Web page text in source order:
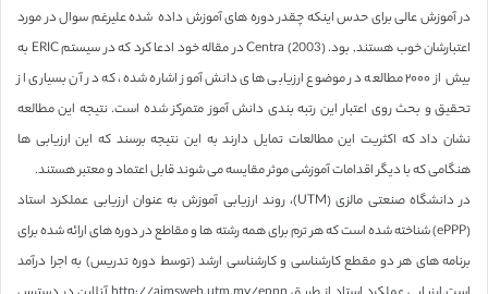
در آموزش عالی برای حدس اینکه چقدر دوره های آموزش داده شده علیرغم سوال در مورد
اعتبارشان خوب هستند, بود. Centra (2003) در مقاله خود ادعا کرد که در سیستم ERIC به
بیش از ۲۰۰۰ مطالعه در موضوع ارزیابی های دانش آموز اشاره شده، که در آن بسیاری از
تحقیق و بحث روی اعتبار این رتبه بندی دانش آموز متمرکز شده است. نتیجه این مطالعه
نشان داد که اکثریت این مطالعات تمایل دارند به این نتیجه برسند که این ارزیابی ها
هنگامی که با دیگر اقدامات آموزشی موثر مقایسه می شوند قابل اعتماد و معتبر هستند.
در دانشگاه صنعتی مالزی (UTM)، روند ارزیابی آموزش به عنوان ارزیابی عملکرد استاد
(ePPP) شناخته شده است که هر ترم برای همه رشته ها و مقاطع در دوره های ارائه شده برای
برنامه های هر دو مقطع کارشناسی و کارشناسی ارشد (توسط دوره تدریس) به اجرا درآمد